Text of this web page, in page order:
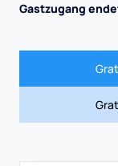
Gastzugang